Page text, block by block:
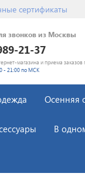
сертификаты
звонков из Москвы
21-37
магазина и приема заказов
- 21:00 по МСК
Осенняя
В